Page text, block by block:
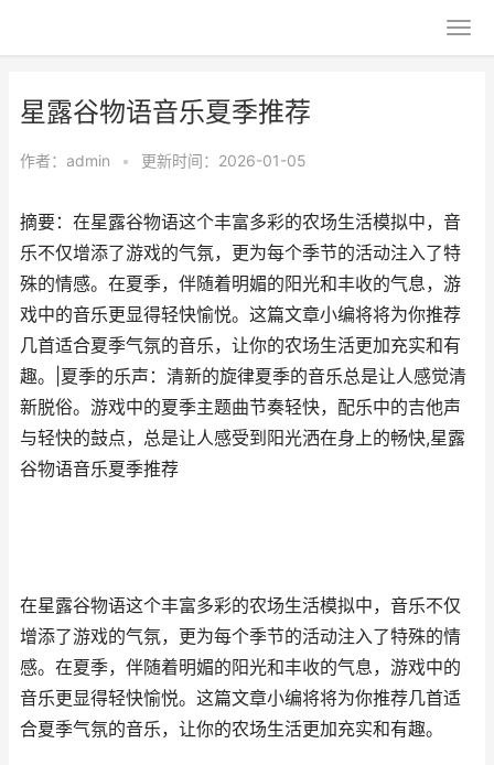
星露谷物语音乐夏季推荐
作者： admin • 更新时间：2026-01-05
摘要：在星露谷物语这个丰富多彩的农场生活模拟中，音
乐不仅增添了游戏的气氛，更为每个季节的活动注入了特
殊的情感。在夏季，伴随着明媚的阳光和丰收的气息，游
戏中的音乐更显得轻快愉悦。这篇文章小编将将为你推荐
几首适合夏季气氛的音乐，让你的农场生活更加充实和有
趣。|夏季的乐声：清新的旋律夏季的音乐总是让人感觉清
新脱俗。游戏中的夏季主题曲节奏轻快，配乐中的吉他声
与轻快的鼓点，总是让人感受到阳光洒在身上的畅快,星露
谷物语音乐夏季推荐
在星露谷物语这个丰富多彩的农场生活模拟中，音乐不仅
增添了游戏的气氛，更为每个季节的活动注入了特殊的情
感。在夏季，伴随着明媚的阳光和丰收的气息，游戏中的
音乐更显得轻快愉悦。这篇文章小编将将为你推荐几首适
合夏季气氛的音乐，让你的农场生活更加充实和有趣。